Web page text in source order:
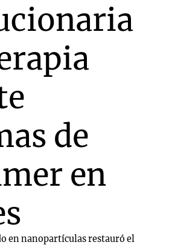
de
en
en nanopartículas restauró el